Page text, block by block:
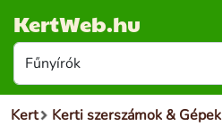
KertWeb.hu
Kert Kerti szerszámok & Gépek